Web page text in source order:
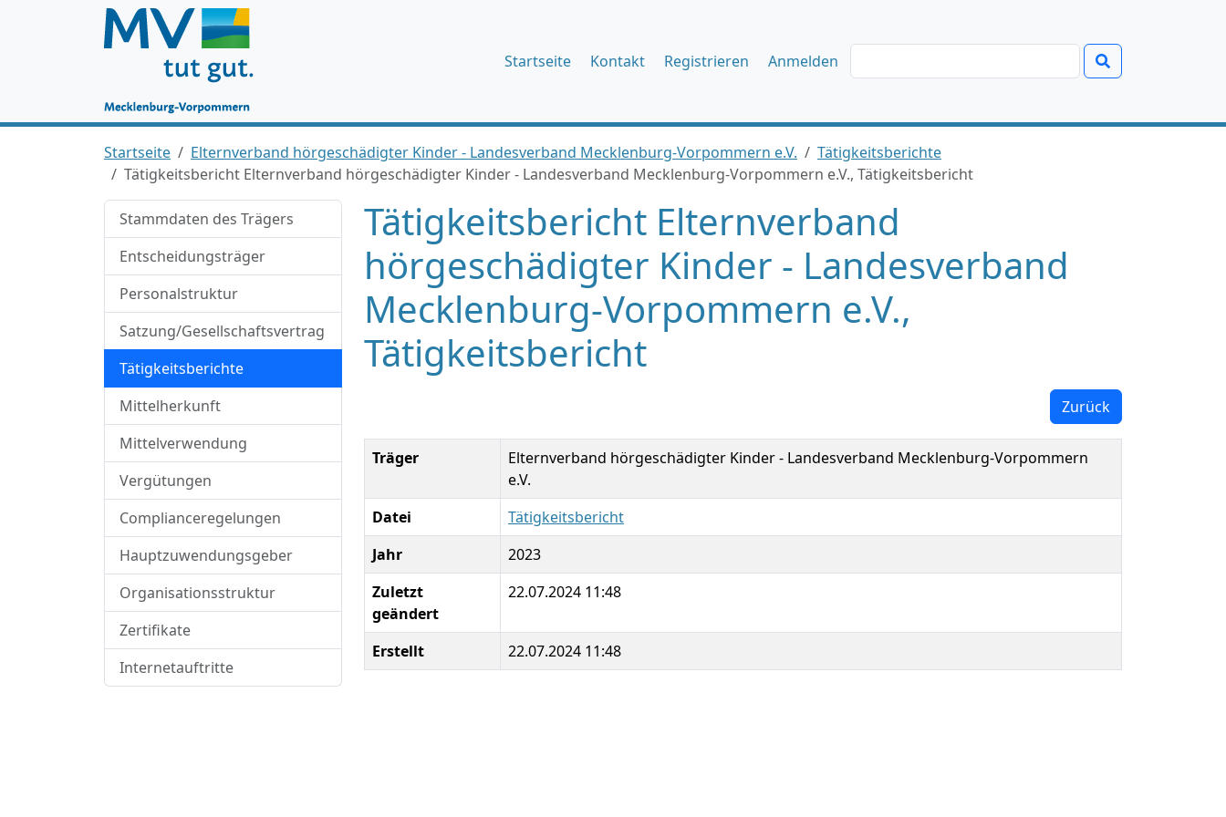
Startseite Kontakt Registrieren Anmelden
Startseite Elternverband hörgeschädigter Kinder - Landesverband Mecklenburg-Vorpommern e.V.
Tätigkeitsberichte
Tätigkeitsbericht Elternverband hörgeschädigter Kinder - Landesverband Mecklenburg-Vorpommern e.V., Tätigkeitsbericht
Stammdaten des Trägers
Entscheidungsträger
Personalstruktur
Satzung/Gesellschaftsvertrag
Tätigkeitsberichte
Mittelherkunft
Mittelverwendung
Vergütungen
Complianceregelungen
Hauptzuwendungsgeber
Organisationsstruktur
Zertifikate
Internetauftritte
Tätigkeitsbericht Elternverband
hörgeschädigter Kinder - Landesverband
Mecklenburg-Vorpommern e.V.,
Tätigkeitsbericht
Zurück
Träger
Elternverband hörgeschädigter Kinder - Landesverband Mecklenburg-Vorpommern
e.V.
Datei
Tätigkeitsbericht
Jahr
2023
Zuletzt
geändert
22.07.2024 11:48
Erstellt 22.07.2024 11:48